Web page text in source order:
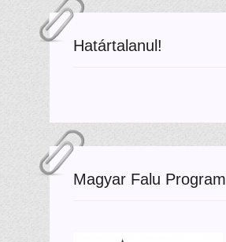
Határtalanul!
Magyar Falu Program